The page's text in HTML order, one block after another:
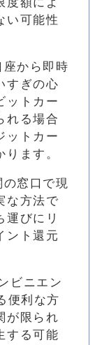
い可能性
座から即時
すぎの心
ットカー
れる場合
ットカー
ます。
窓口で現
な方法で
運びにリ
ント還元
ビニエン
便利な方
が限られ
する可能